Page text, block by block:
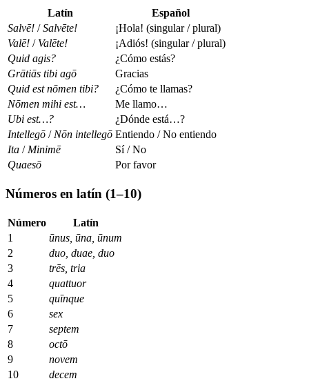
Latín
Español
Salvē! /Salvēte!
¡Hola! (singular / plural)
Valē! / Valēte!
¡Adiós! (singular / plural)
Quid agis?
¿Cómo estás?
Grātiās tibi agō
Gracias
Quid est nōmen tibi?
¿Cómo te llamas?
Nōmen mihi est…
Me llamo…
Ubi est…?
¿Dónde está…?
Intellegō / Nōn intellegō Entiendo / No entiendo
Ita / Minimē
Sí / No
Quaesō
Por favor
Números en latín (1–10)
Número
Latín
1
ūnus, ūna, ūnum
2
duo, duae, duo
3
trēs, tria
4
quattuor
5
quīnque
6
sex
7
septem
8
octō
9
novem
10
decem